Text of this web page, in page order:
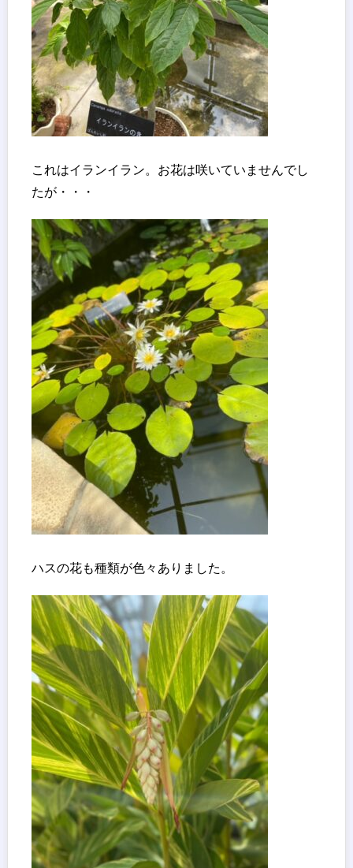
これはイランイラン。お花は咲いていませんでし
たが・・・
ハスの花も種類が色々ありました。